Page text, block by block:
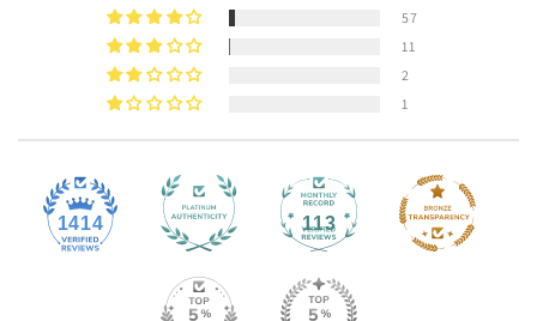
57
11
2
1
1414 113